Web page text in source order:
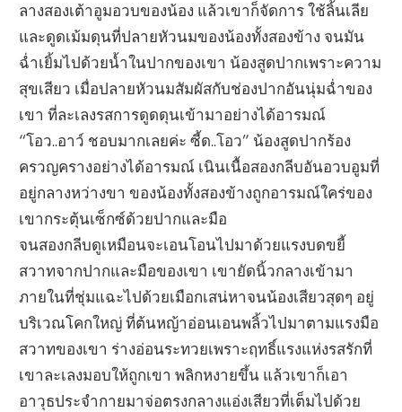
ลางสองเต้าอูมอวบของน้อง แล้วเขาก็จัดการ ใช้ลิ้นเลีย
และดูดเม้มดุนที่ปลายหัวนมของน้องทั้งสองข้าง จนมัน
ฉ่ำเยิ้มไปด้วยน้ำในปากของเขา น้องสูดปากเพราะความ
สุขเสียว เมื่อปลายหัวนมสัมผัสกับช่องปากอันนุ่มฉ่ำของ
เขา ที่ละเลงรสการดูดดุนเข้ามาอย่างได้อารมณ์
“โอว..อาว์ ชอบมากเลยค่ะ ซี้ด..โอว” น้องสูดปากร้อง
ครวญครางอย่างได้อารมณ์ เนินเนื้อสองกลีบอันอวบอูมที่
อยู่กลางหว่างขา ของน้องทั้งสองข้างถูกอารมณ์ใคร่ของ
เขากระตุ้นเซ็กซ์ด้วยปากและมือ
จนสองกลีบดูเหมือนจะเอนโอนไปมาด้วยแรงบดขยี้
สวาทจากปากและมือของเขา เขายัดนิ้วกลางเข้ามา
ภายในที่ชุ่มแฉะไปด้วยเมือกเสน่หาจนน้องเสียวสุดๆ อยู่
บริเวณโคกใหญ่ ที่ต้นหญ้าอ่อนเอนพลิ้วไปมาตามแรงมือ
สวาทของเขา ร่างอ่อนระทวยเพราะฤทธิ์แรงแห่งรสรักที่
เขาละเลงมอบให้ถูกเขา พลิกหงายขึ้น แล้วเขาก็เอา
อาวุธประจำกายมาจ่อตรงกลางแอ่งเสียวที่เต็มไปด้วย